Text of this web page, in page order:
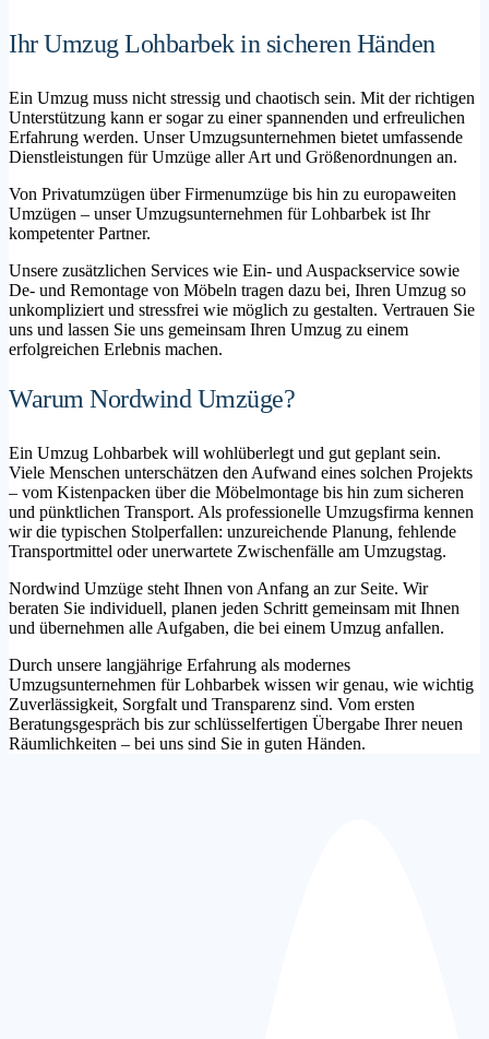
Ihr Umzug Lohbarbek in sicheren Händen
Ein Umzug muss nicht stressig und chaotisch sein. Mit der richtigen
Unterstützung kann er sogar zu einer spannenden und erfreulichen
Erfahrung werden. Unser Umzugsunternehmen bietet umfassende
Dienstleistungen für Umzüge aller Art und Größenordnungen an.
Von Privatumzügen über Firmenumzüge bis hin zu europaweiten
Umzügen – unser Umzugsunternehmen für Lohbarbek ist Ihr
kompetenter Partner.
Unsere zusätzlichen Services wie Ein- und Auspackservice sowie
De- und Remontage von Möbeln tragen dazu bei, Ihren Umzug so
unkompliziert und stressfrei wie möglich zu gestalten. Vertrauen Sie
uns und lassen Sie uns gemeinsam Ihren Umzug zu einem
erfolgreichen Erlebnis machen.
Warum Nordwind Umzüge?
Ein Umzug Lohbarbek will wohlüberlegt und gut geplant sein.
Viele Menschen unterschätzen den Aufwand eines solchen Projekts
– vom Kistenpacken über die Möbelmontage bis hin zum sicheren
und pünktlichen Transport. Als professionelle Umzugsfirma kennen
wir die typischen Stolperfallen: unzureichende Planung, fehlende
Transportmittel oder unerwartete Zwischenfälle am Umzugstag.
Nordwind Umzüge steht Ihnen von Anfang an zur Seite. Wir
beraten Sie individuell, planen jeden Schritt gemeinsam mit Ihnen
und übernehmen alle Aufgaben, die bei einem Umzug anfallen.
Durch unsere langjährige Erfahrung als modernes
Umzugsunternehmen für Lohbarbek wissen wir genau, wie wichtig
Zuverlässigkeit, Sorgfalt und Transparenz sind. Vom ersten
Beratungsgespräch bis zur schlüsselfertigen Übergabe Ihrer neuen
Räumlichkeiten – bei uns sind Sie in guten Händen.